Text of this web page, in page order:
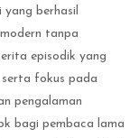
berhasil
tanpa
episodik yang
serta fokus pada
pengalaman
bagi pembaca lama